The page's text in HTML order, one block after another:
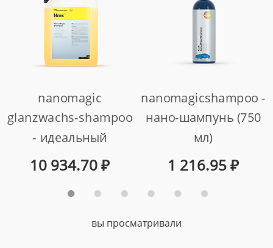
nanomagic
glanzwachs-shampoo
- идеальный
шампунь-
мягкой чистки
10 934.70₽
nanomagicshampoo -
нано-шампунь (750
мл)
арт. 77702750
1 216.95₽
вы просматривали